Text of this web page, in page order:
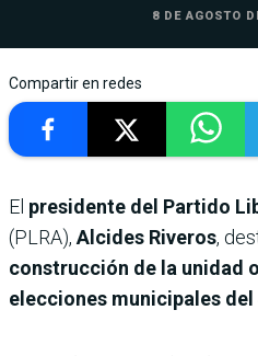
8 DE AGOSTO
Compartir en redes
El presidente del Partido
(PLRA), Alcides Riveros,
construcción de la unidad
elecciones municipales